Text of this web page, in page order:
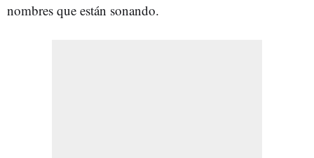
nombres que están sonando.